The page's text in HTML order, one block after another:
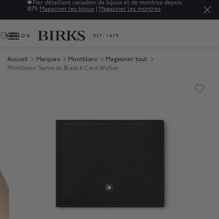
🍁 Fier détaillant canadien de bijoux et de montres depuis
1879. Magasiner les bijoux Magasiner les montres
0
Accueil Marques Montblanc
Magasiner tout
Montblanc Sartorial Black 6 Card Wallet